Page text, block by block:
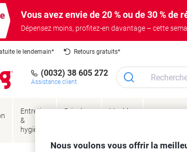
Vous avez envie de 20 % ou de 30 % de
Dépensez moins, profitez-en davantage – cette
le lendemain* Retours gratuits*
(0032) 38 605 272
Assistance client
Entretien
&
hygiène
Bricolage
Meubles
Nous voulons vous offrir la